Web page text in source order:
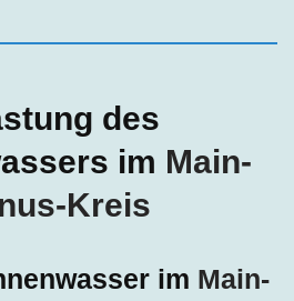
des
im Main-
Kreis
im Main-